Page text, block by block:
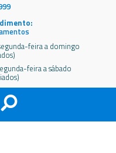
feira a domingo
feira a sábado